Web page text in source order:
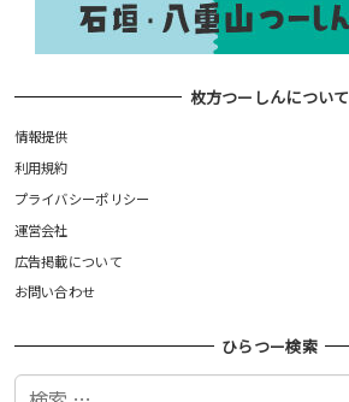
枚方つーしんについて
情報提供
利用規約
プライバシーポリシー
運営会社
広告掲載について
お問い合わせ
ひらつー検索
検